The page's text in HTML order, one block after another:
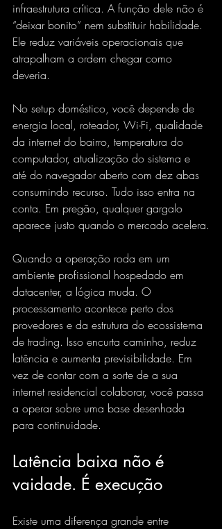
infraestrutura crítica. A função dele não é
“deixar bonito” nem substituir habilidade.
Ele reduz variáveis operacionais que
atrapalham a ordem chegar como
deveria.
No setup doméstico, você depende de
energia local, roteador, Wi-Fi, qualidade
da internet do bairro, temperatura do
computador, atualização do sistema e
até do navegador aberto com dez abas
consumindo recurso. Tudo isso entra na
conta. Em pregão, qualquer gargalo
aparece justo quando o mercado acelera.
Quando a operação roda em um
ambiente profissional hospedado em
datacenter, a lógica muda. O
processamento acontece perto dos
provedores e da estrutura do ecossistema
de trading. Isso encurta caminho, reduz
latência e aumenta previsibilidade. Em
vez de contar com a sorte de a sua
internet residencial colaborar, você passa
a operar sobre uma base desenhada
para continuidade.
Latência baixa não é
vaidade. É execução
Existe uma diferença grande entre